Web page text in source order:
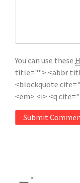
You can use these
title=""> <abbr
<blockquote
<em> <i> <q
Submit
«